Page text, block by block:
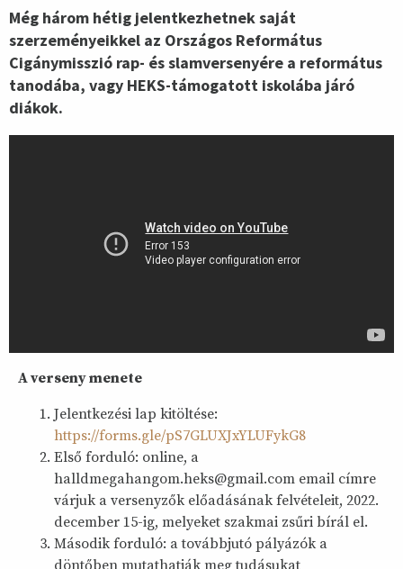
Még három hétig jelentkezhetnek saját
szerzeményeikkel az Országos Református
Cigánymisszió rap- és slamversenyére a református
tanodába, vagy HEKS-támogatott iskolába járó
diákok.
A verseny menete
Jelentkezési lap kitöltése:
https://forms.gle/pS7GLUXJxYLUFykG8
Első forduló: online, a
halldmegahangom.heks@gmail.com email címre
várjuk a versenyzők előadásának felvételeit, 2022.
december 15-ig, melyeket szakmai zsűri bírál el.
Második forduló: a továbbjutó pályázók a
döntőben mutathatják meg tudásukat